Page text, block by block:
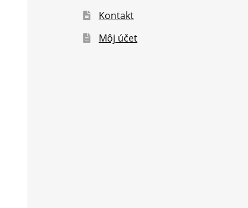
Kontakt
Môj účet